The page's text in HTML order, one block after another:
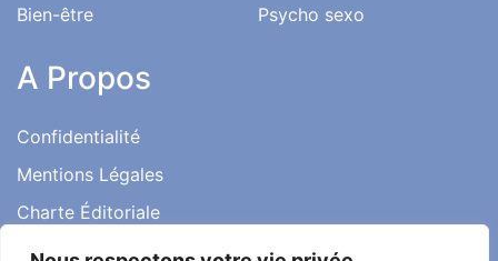
Bien-être
Psycho sexo
A Propos
Confidentialité
Mentions Légales
Charte Éditoriale
Conditions d’utilisation